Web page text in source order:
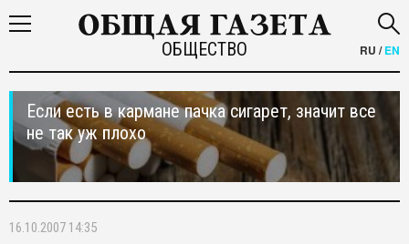
ОБЩЕСТВО RU /EN
Если есть в кармане пачка сигарет, значит все
не так уж плохо
16.10.2007 14:35